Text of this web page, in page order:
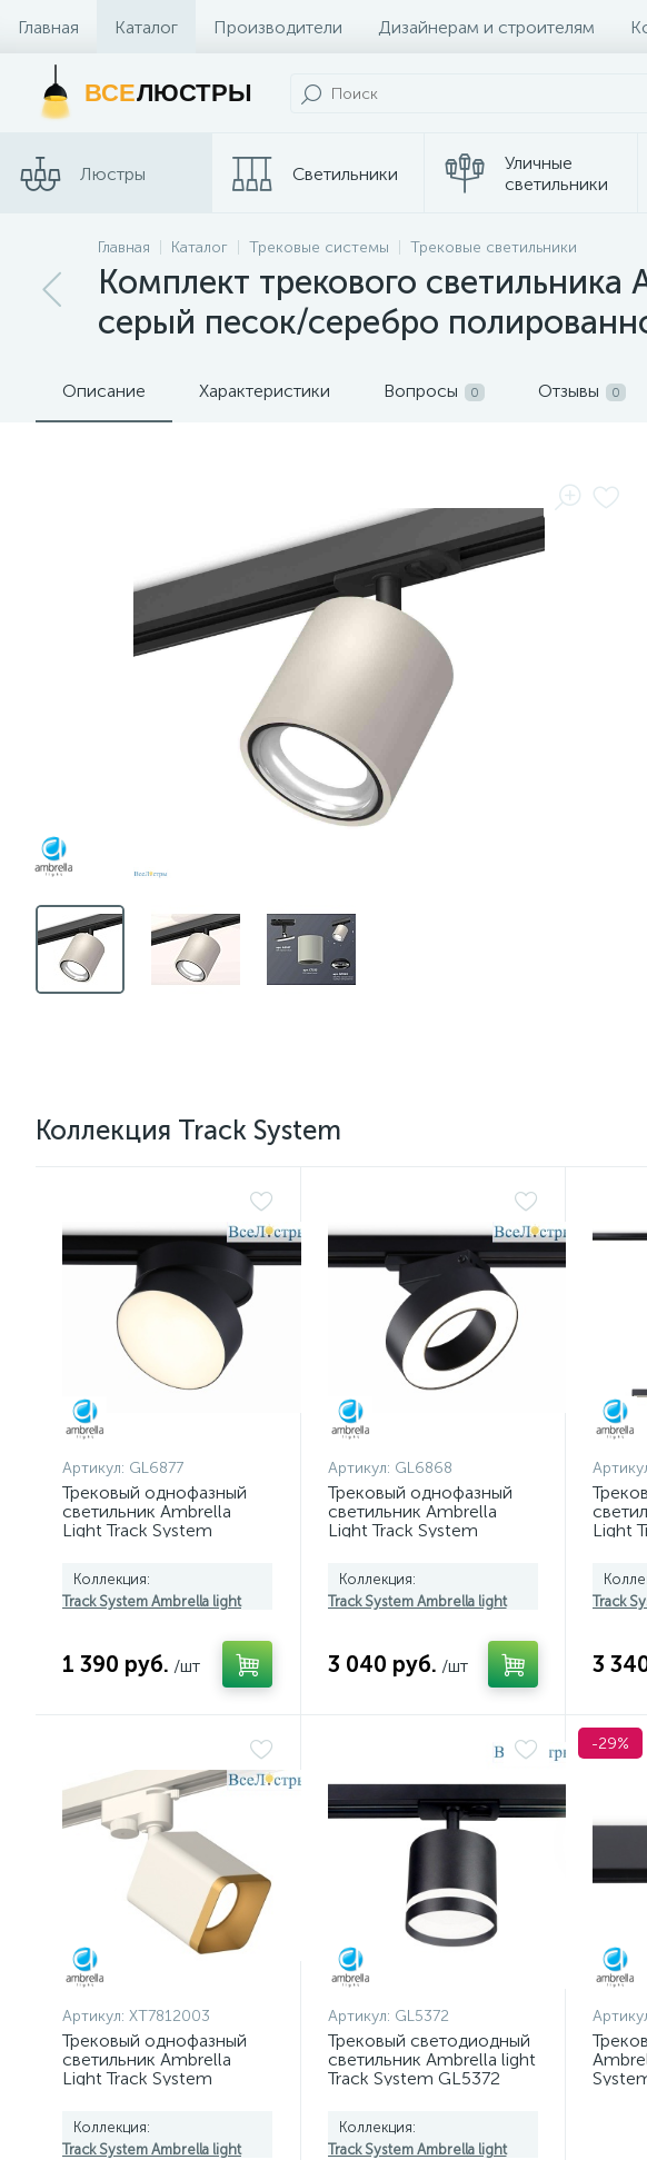
Главная Каталог Производители Дизайнерам и строителям
Контакты и Магазины
ВСЕЛЮСТРЫ
Люстры Светильники
Уличные
светильники
Споты
Трековые
Электротовары
Главная Каталог Трековые системы Трековые светильники
Комплект трекового
серый песок/серебро
Описание Характеристики Вопросы 0 Отзывы 0
Коллекция Track System
Артикул: GL6877
Трековый однофазный
светильник Ambrella
Light Track System
Коллекция:
Track System Ambrella light
1 390 руб. /шт
Артикул: GL6868
Трековый однофазный
светильник Ambrella
Light Track System
Коллекция:
Track System Ambrella light
3 040 руб. /шт
Light
Track
3
Артикул: XT7812003
Трековый однофазный
светильник Ambrella
Light Track System
C7812, N7704)
Коллекция:
Track System Ambrella light
Артикул: GL5372
Трековый светодиодный
светильник Ambrella light
Track System GL5372
Коллекция:
Track System Ambrella light
-29%